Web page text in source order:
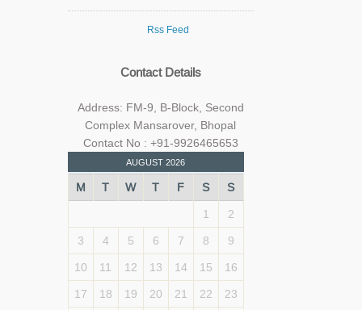
Rss Feed
Contact Details
Address: FM-9, B-Block, Second
Complex Mansarover, Bhopal
Contact No : +91-9926465653
AUGUST 2026
M T W T F S S
1 2
3 4 5 6 7 8 9
10 11 12 13 14 15 16
17 18 19 20 21 22 23